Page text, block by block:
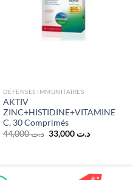
DÉFENSES IMMUNITAIRES
AKTIV
ZINC+HISTIDINE+VITAMINE
C, 30 Comprimés
د.ت44,000
Le
prix
د.ت 33,000
Le